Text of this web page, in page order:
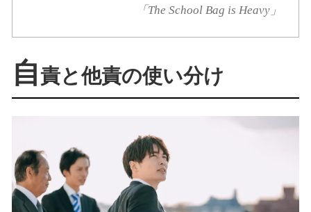
「The School Bag is Heavy」
自責と他責の使い分け